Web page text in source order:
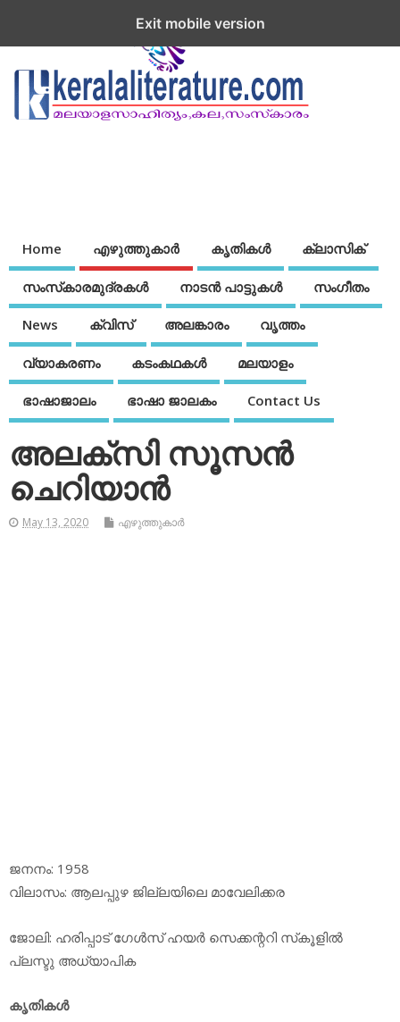
Home എഴുത്തുകാര്‍ കൃതികൾ ക്ലാസിക്
സംസ്‌കാരമുദ്രകള്‍ നാടന്‍ പാട്ടുകള്‍ സംഗീതം
News ക്വിസ് അലങ്കാരം വൃത്തം
വ്യാകരണം കടംകഥകള്‍ മലയാളം
ഭാഷാജാലം ഭാഷാ ജാലകം Contact Us
അലക്‌സി സൂസന്‍
ചെറിയാന്‍
May 13, 2020 എഴുത്തുകാര്‍
ജനനം: 1958
വിലാസം: ആലപ്പുഴ ജില്ലയിലെ മാവേലിക്കര
ജോലി: ഹരിപ്പാട് ഗേള്‍സ് ഹയര്‍ സെക്കന്ററി സ്‌കൂളില്‍
പ്ലസ്ടു അധ്യാപിക
കൃതികള്‍
Exit mobile version